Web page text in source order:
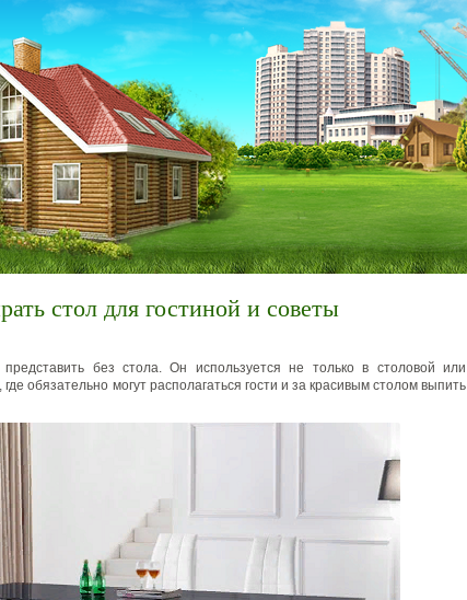
стол для гостиной и советы
без стола. Он используется не только в столовой или
где обязательно могут располагаться гости и за красивым столом выпить